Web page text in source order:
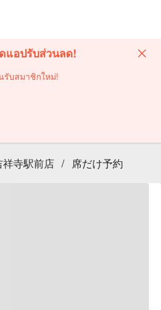
แอปรับส่วนลด!
รับสมาชิกใหม่!
祥寺駅前店 / 席だけ予約